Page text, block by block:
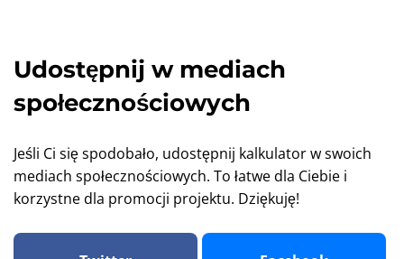
Udostępnij w mediach
społecznościowych
Jeśli Ci się spodobało, udostępnij kalkulator w swoich
mediach społecznościowych. To łatwe dla Ciebie i
korzystne dla promocji projektu. Dziękuję!